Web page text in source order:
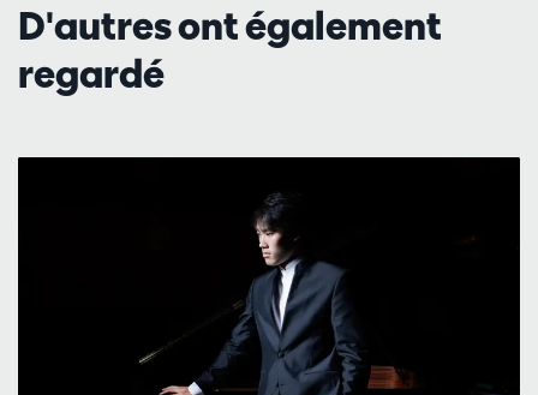
D'autres ont également
regardé